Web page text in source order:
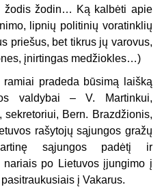
žodis žodin… Ką kalbėti apie
lipnių politinių voratinklių
priešus, bet tikrus jų varovus,
įnirtingas medžiokles…)
pradeda būsimą laišką
valdybai – V. Martinkui,
Bern. Brazdžionis,
rašytojų sąjungos gražų
sąjungos padėtį ir
po Lietuvos įjungimo į
į Vakarus.